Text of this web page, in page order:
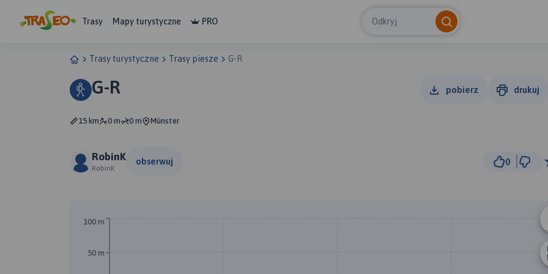
Trasy Mapy turystyczne PRO Odkryj
Trasy turystyczne Trasy piesze G-R
G-R pobierz drukuj
15 km 0 m 0 m Münster
RobinK
RobinK
obserwuj 0
50 m
100 m